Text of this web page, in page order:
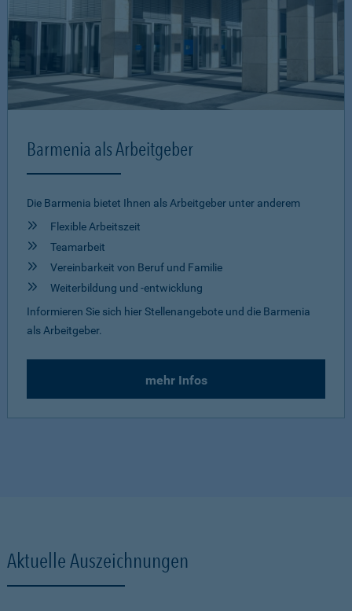
Barmenia als Arbeitgeber
Die Barmenia bietet Ihnen als Arbeitgeber unter anderem
Flexible Arbeitszeit
Teamarbeit
Vereinbarkeit von Beruf und Familie
Weiterbildung und -entwicklung
Informieren Sie sich hier Stellenangebote und die Barmenia
als Arbeitgeber.
mehr Infos
Aktuelle Auszeichnungen